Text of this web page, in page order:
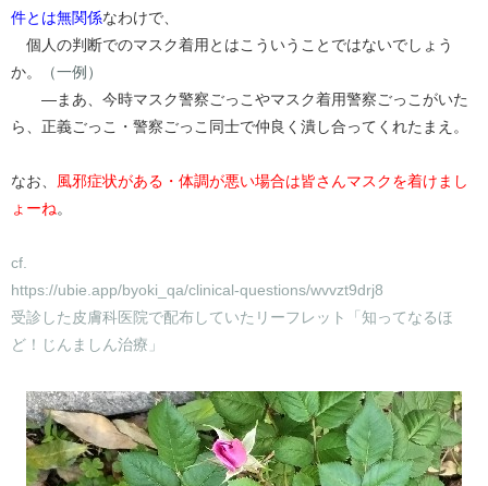
件とは無関係なわけで、
個人の判断でのマスク着用とはこういうことではないでしょう
か。
（一例）
―まあ、今時マスク警察ごっこやマスク着用警察ごっこがいた
ら、正義ごっこ・警察ごっこ同士で仲良く潰し合ってくれたまえ。
なお、 風邪症状がある・体調が悪い場合は皆さんマスクを着けまし
ょーね。
cf.
https://ubie.app/byoki_qa/clinical-questions/wvvzt9drj8
受診した皮膚科医院で配布していたリーフレット「知ってなるほ
ど！じんましん治療」